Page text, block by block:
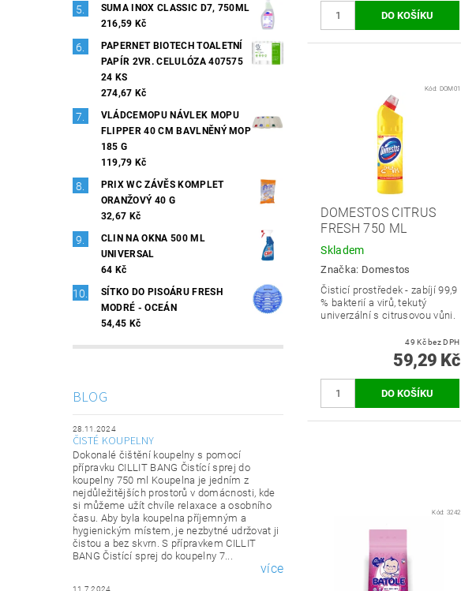
SUMA INOX CLASSIC D7, 750ML
216,59 Kč
PAPERNET BIOTECH TOALETNÍ
PAPÍR 2VR. CELULÓZA 407575
24 KS
274,67 Kč
VLÁDCEMOPU NÁVLEK MOPU
FLIPPER 40 CM BAVLNĚNÝ MOP
185 G
119,79 Kč
PRIX WC ZÁVĚS KOMPLET
ORANŽOVÝ 40 G
32,67 Kč
CLIN NA OKNA 500 ML
UNIVERSAL
64 Kč
SÍTKO DO PISOÁRU FRESH
MODRÉ - OCEÁN
54,45 Kč
BLOG
28.11.2024
ČISTÉ KOUPELNY
Dokonalé čištění koupelny s pomocí
přípravku CILLIT BANG Čistící sprej do
koupelny 750 ml Koupelna je jedním z
nejdůležitějších prostorů v domácnosti, kde
si můžeme užít chvíle relaxace a osobního
času. Aby byla koupelna příjemným a
hygienickým místem, je nezbytné udržovat ji
čistou a bez skvrn. S přípravkem CILLIT
BANG Čistící sprej do koupelny 7...
více
11.7.2024
Kód: DOM01
DOMESTOS CITRUS
FRESH 750 ML
Skladem
Značka: Domestos
Čisticí prostředek - zabíjí 99,9
% bakterií a virů, tekutý
univerzální s citrusovou vůni.
49 Kč bez DPH
59,29 Kč
Kód:3242